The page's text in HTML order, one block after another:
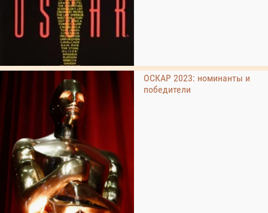
ОСКАР 2023: номинанты и
победители